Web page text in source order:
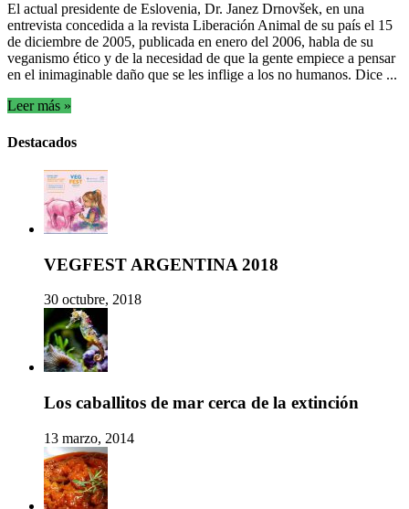
El actual presidente de Eslovenia, Dr. Janez Drnovšek, en una
entrevista concedida a la revista Liberación Animal de su país el 15
de diciembre de 2005, publicada en enero del 2006, habla de su
veganismo ético y de la necesidad de que la gente empiece a pensar
en el inimaginable daño que se les inflige a los no humanos. Dice ...
Leer más »
Destacados
VEGFEST ARGENTINA 2018
30 octubre, 2018
Los caballitos de mar cerca de la extinción
13 marzo, 2014